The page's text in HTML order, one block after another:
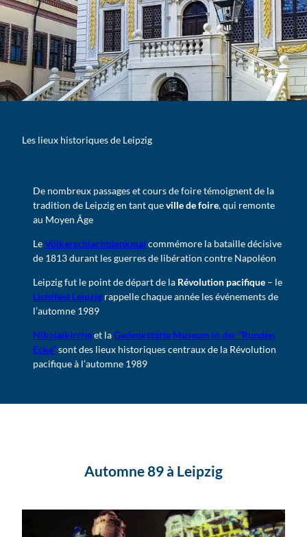
Les lieux historiques de Leipzig
De nombreux passages et cours de foire témoignent de la
tradition de Leipzig en tant queville de foire, qui remonte
au Moyen Âge
LeVölkerschlachtdenkmal commémore la bataille décisive
de 1813 durant les guerres de libération contre Napoléon
Leipzig fut le point de départ de la Révolution pacifique – le
Lichtfest Leipzig rappelle chaque année les événements de
l’automne 1989
Nikolaikircheet laGedenkstätte Museum in der “Runden
Ecke”sont des lieux historiques centraux de la Révolution
pacifique à l’automne 1989
Automne 89 à Leipzig